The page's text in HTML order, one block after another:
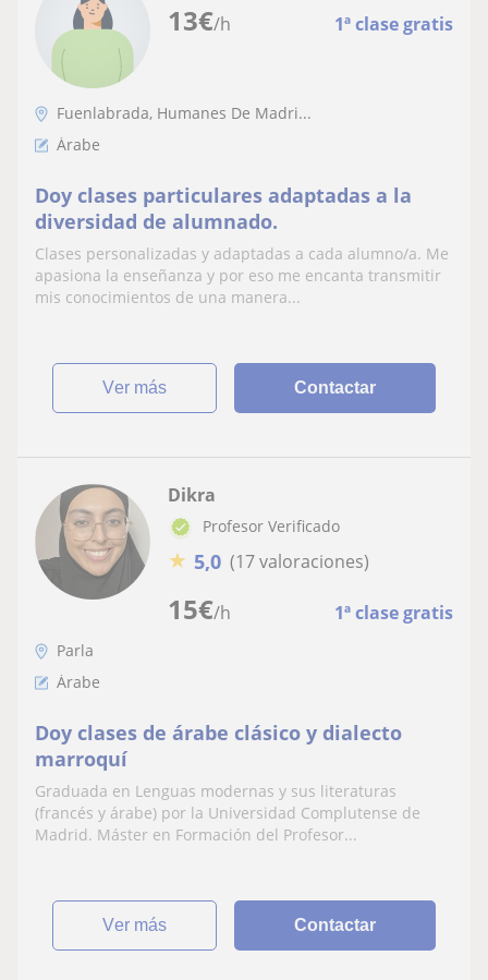
13€/h 1ª clase gratis
Fuenlabrada, Humanes De Madri...
Árabe
Doy clases particulares adaptadas a la
diversidad de alumnado.
Clases personalizadas y adaptadas a cada alumno/a. Me
apasiona la enseñanza y por eso me encanta transmitir
mis conocimientos de una manera...
ver más Contactar
15€/h 1ª clase gratis
Dikra
Profesor Verificado
★ 5,0 (17 valoraciones)
Parla
Árabe
Doy clases de árabe clásico y dialecto
marroquí
Graduada en Lenguas modernas y sus literaturas
(francés y árabe) por la Universidad Complutense de
Madrid. Máster en Formación del Profesor...
ver más Contactar